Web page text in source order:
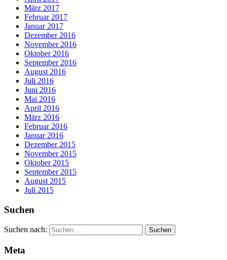
März 2017
Februar 2017
Januar 2017
Dezember 2016
November 2016
Oktober 2016
September 2016
August 2016
Juli 2016
Juni 2016
Mai 2016
April 2016
März 2016
Februar 2016
Januar 2016
Dezember 2015
November 2015
Oktober 2015
September 2015
August 2015
Juli 2015
Suchen
Suchen nach:
Meta